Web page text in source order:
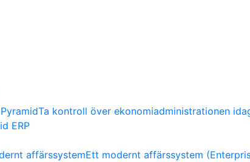
Ta kontroll över ekonomiadministrationen
ERP
affärssystemEtt modernt affärssystem